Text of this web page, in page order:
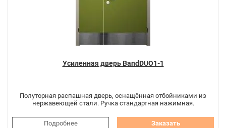
Усиленная дверь BandDUO1-1
Полуторная распашная дверь, оснащённая отбойниками из
нержавеющей стали. Ручка стандартная нажимная.
Подробнее Заказать